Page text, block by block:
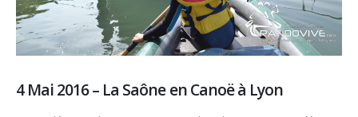
4 Mai 2016 – La Saône en Canoë à Lyon